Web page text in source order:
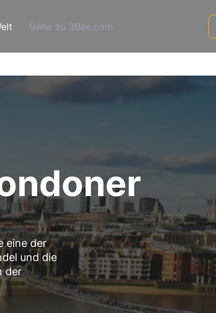
Gehe zu 3Bee.com
eine der
und die
der